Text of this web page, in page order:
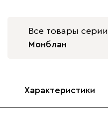
Все товары серии
Монблан
Характеристики